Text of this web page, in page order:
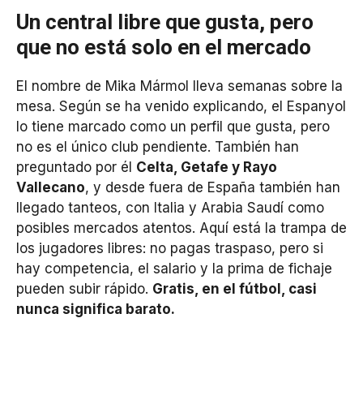
Un central libre que gusta, pero
que no está solo en el mercado
El nombre de Mika Mármol lleva semanas sobre la
mesa. Según se ha venido explicando, el Espanyol
lo tiene marcado como un perfil que gusta, pero
no es el único club pendiente. También han
preguntado por él Celta, Getafe y Rayo
Vallecano, y desde fuera de España también han
llegado tanteos, con Italia y Arabia Saudí como
posibles mercados atentos. Aquí está la trampa de
los jugadores libres: no pagas traspaso, pero si
hay competencia, el salario y la prima de fichaje
pueden subir rápido. Gratis, en el fútbol, casi
nunca significa barato.